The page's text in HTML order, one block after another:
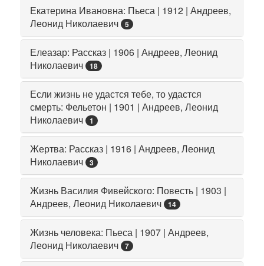
Екатерина Ивановна: Пьеса | 1912 | Андреев,
Леонид Николаевич
5
Елеазар: Рассказ | 1906 | Андреев, Леонид
Николаевич
18
Если жизнь не удастся тебе, то удастся
смерть: Фельетон | 1901 | Андреев, Леонид
Николаевич
1
Жертва: Рассказ | 1916 | Андреев, Леонид
Николаевич
3
Жизнь Василия Фивейского: Повесть | 1903 |
Андреев, Леонид Николаевич
14
Жизнь человека: Пьеса | 1907 | Андреев,
Леонид Николаевич
7